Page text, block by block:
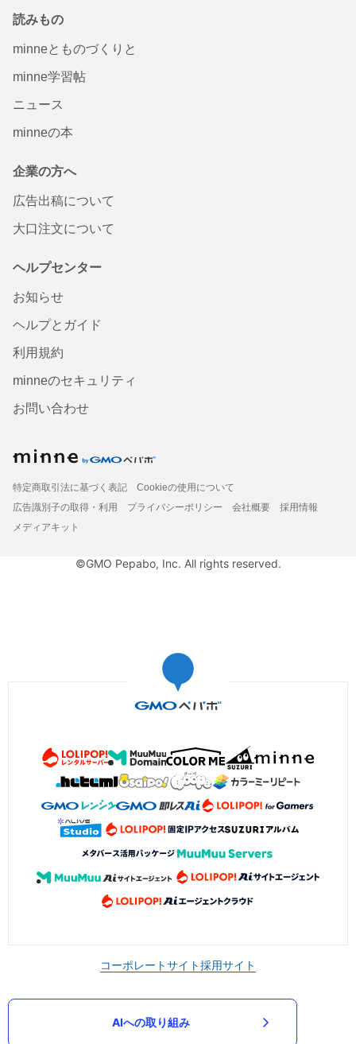
読みもの
minneとものづくりと
minne学習帖
ニュース
minneの本
企業の方へ
広告出稿について
大口注文について
ヘルプセンター
お知らせ
ヘルプとガイド
利用規約
minneのセキュリティ
お問い合わせ
特定商取引法に基づく表記
Cookieの使用について
広告識別子の取得・利用
プライバシーポリシー 会社概要
採用情報
メディアキット
©GMO Pepabo, Inc. All rights reserved.
コーポレートサイト採用サイト
AIへの取り組み